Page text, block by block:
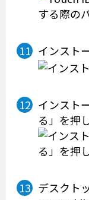
インスト
インスト
る」を押
デスクト